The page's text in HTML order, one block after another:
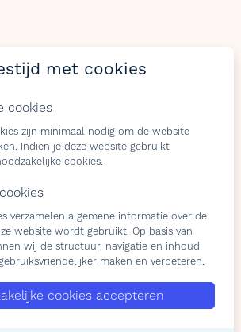
hét online platform om
met producten van gelijk welke
Shops & belevingen
Wordt lid van onze L-club
Contacteer ons
met cookies
cookies
zijn minimaal nodig om de website
Indien je deze website gebruikt
cookies.
verzamelen algemene informatie over de
website wordt gebruikt. Op basis van
wij de structuur, navigatie en inhoud
maken en verbeteren.
cookies accepteren